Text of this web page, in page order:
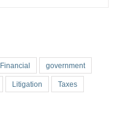
Financial government
Litigation Taxes